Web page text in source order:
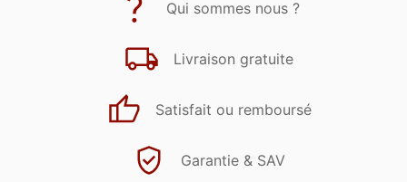
Qui sommes nous ?
Livraison gratuite
Satisfait ou remboursé
Garantie & SAV